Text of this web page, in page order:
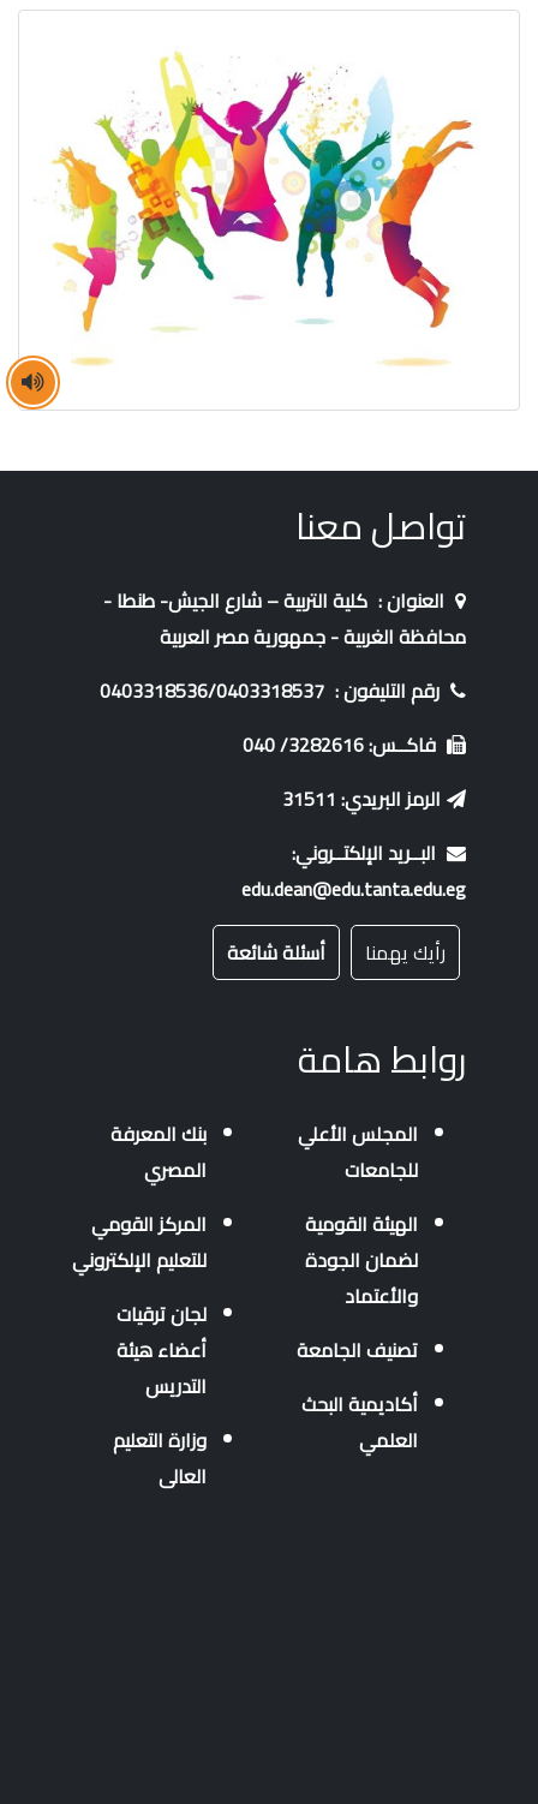
تواصل معنا
العنوان : كلية التربية – شارع الجيش- طنطا -
محافظة الغربية - جمهورية مصر العربية
رقم التليفون : 0403318536/0403318537
فاكــس: 3282616/ 040
الرمز البريدي: 31511
البــريد الإلكتــروني:
edu.dean@edu.tanta.edu.eg
رأيك يهمنا
أسئلة شائعة
روابط هامة
المجلس الأعلي
للجامعات
الهيئة القومية
لضمان الجودة
والأعتماد
تصنيف الجامعة
أكاديمية البحث
العلمي
بنك المعرفة
المصري
المركز القومي
للتعليم الإلكتروني
لجان ترقيات
أعضاء هيئة
التدريس
وزارة التعليم
العالى